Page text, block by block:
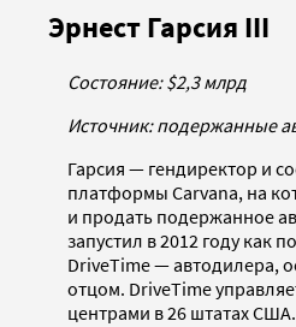
Эрнест Гарсия III
Состояние: $2,3 млрд
Источник: подержанные
Гарсия — гендиректор и
платформы Carvana, на
и продать подержанное
запустил в 2012 году как
DriveTime — автодилера,
отцом. DriveTime
центрами в 26 штатах США.